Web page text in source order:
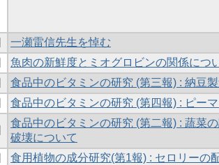
一瀬雷信先生を悼む
魚肉の新鮮度とミオグロビンの関係につ
食品中のビタミンの研究 (第三報) : 納豆
食品中のビタミンの研究 (第四報) : ピー
食品中のビタミンの研究 (第二報) : 蔬菜
破壊について
食用植物の成分研究(第1報) : セロリーの